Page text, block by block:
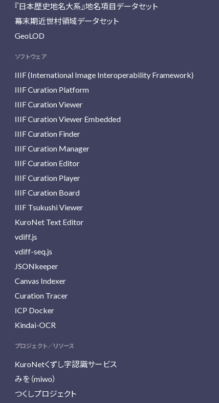
『日本歴史地名大系』地名項目データセット
幕末期近世村領域データセット
GeoLOD
ソフトウェア
IIIF (International Image Interoperability Framework)
IIIF Curation Platform
IIIF Curation Viewer
IIIF Curation Viewer Embedded
IIIF Curation Finder
IIIF Curation Manager
IIIF Curation Editor
IIIF Curation Player
IIIF Curation Board
IIIF Tsukushi Viewer
KuroNet Text Editor
vdiff.js
vdiff-seq.js
JSONkeeper
Canvas Indexer
Curation Tracer
ICP Docker
Kindai-OCR
プロジェクト／リソース
KuroNetくずし字認識サービス
みを（miwo）
つくしプロジェクト